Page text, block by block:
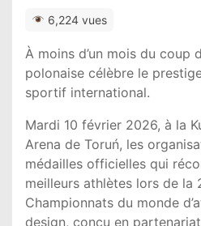
6,224 vues
À moins d’un mois du coup
polonaise célèbre le
sportif international.
Mardi 10 février 2026, à la
Arena de Toruń, les
médailles officielles qui
meilleurs athlètes lors de la
Championnats du monde
design, conçu en